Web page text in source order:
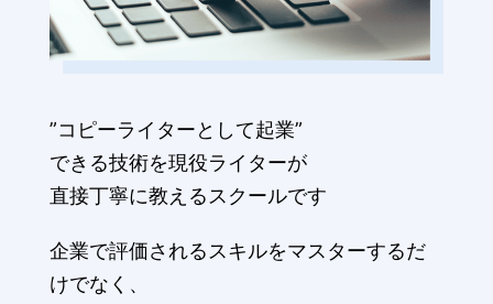
”コピーライターとして起業”
できる技術を現役ライターが
直接丁寧に教えるスクールです
企業で評価されるスキルをマスターするだ
けでなく、